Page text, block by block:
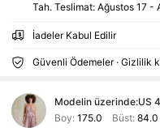
Tah. Teslimat: Ağustos 17 -
İadeler Kabul Edilir
Güvenli Ödemeler · Gizlilik
Modelin üzerinde:US
Boy: 175.0 Büst:84.0